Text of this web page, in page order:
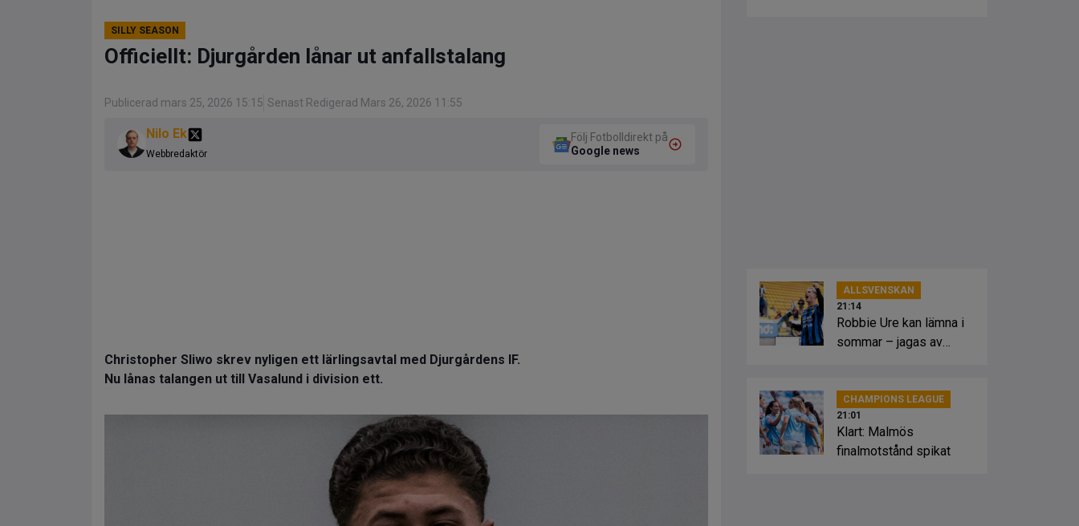
SILLY SEASON
Officiellt: Djurgården lånar ut anfallstalang
Publicerad mars 25, 2026 15:15 Senast Redigerad Mars 26, 2026 11:55
Nilo Ek
Webbredaktör
Följ Fotbolldirekt på
Google news
Christopher Sliwo skrev nyligen ett lärlingsavtal med Djurgårdens IF.
Nu lånas talangen ut till Vasalund i division ett.
ALLSVENSKAN
21:14
Robbie Ure kan lämna i
sommar – jagas av
CHAMPIONS LEAGUE
21:01
Klart: Malmös
finalmotstånd spikat